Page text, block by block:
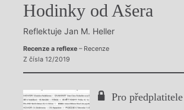
Výroční ceny
Hodinky od Ašera
Reflektuje Jan M. Heller
Recenze a reflexe– Recenze
Z čísla 12/2019
Pro předplatitele